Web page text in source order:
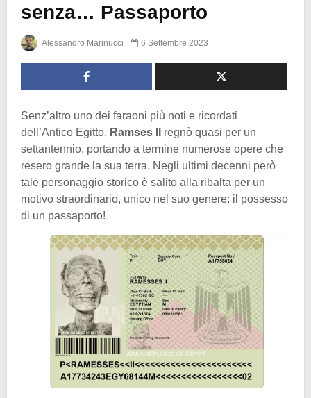
senza… Passaporto
Alessandro Marinucci 6 Settembre 2023
Senz’altro uno dei faraoni più noti e ricordati
dell’Antico Egitto. Ramses II
regnò quasi per un
settantennio, portando a termine numerose opere che
resero grande la sua terra. Negli ultimi decenni però
tale personaggio storico è salito alla ribalta per un
motivo straordinario, unico nel suo genere: il possesso
di un passaporto!